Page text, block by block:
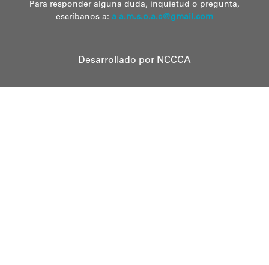
Para responder alguna duda, inquietud o pregunta,
escríbanos a: a a.m.s.o.a.c@gmail.com
Desarrollado por NCCCA